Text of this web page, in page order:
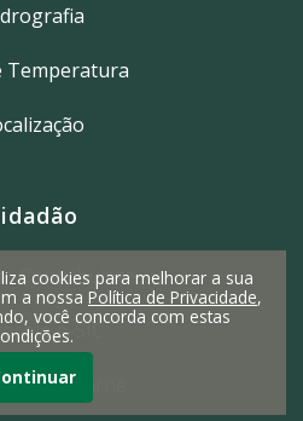
Temperatura
Contribuinte
e-SIC
Via do Carnê
cookies para melhorar a sua
a nossa Política de Privacidade,
você concorda com estas